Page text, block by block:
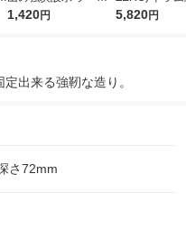
レス 500ml 1箱（24
1,420円
詰め替え メガ
5,820円
出来る強靭な造り。
さ72mm